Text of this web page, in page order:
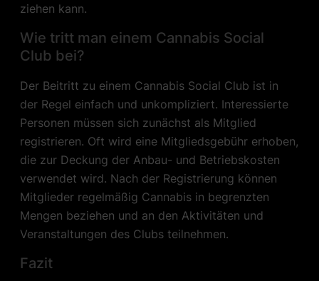
ziehen kann.
Wie tritt man einem Cannabis Social
Club bei?
Der Beitritt zu einem Cannabis Social Club ist in
der Regel einfach und unkompliziert. Interessierte
Personen müssen sich zunächst als Mitglied
registrieren. Oft wird eine Mitgliedsgebühr erhoben,
die zur Deckung der Anbau- und Betriebskosten
verwendet wird. Nach der Registrierung können
Mitglieder regelmäßig Cannabis in begrenzten
Mengen beziehen und an den Aktivitäten und
Veranstaltungen des Clubs teilnehmen.
Fazit